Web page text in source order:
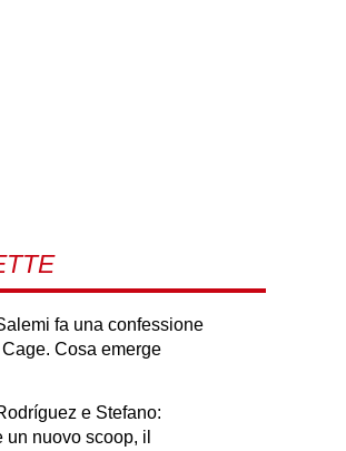
fa una confessione
Cosa emerge
e Stefano:
un nuovo scoop, il